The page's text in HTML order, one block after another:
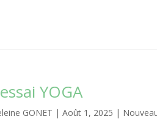
YOGA
GONET |Août 1, 2025 |